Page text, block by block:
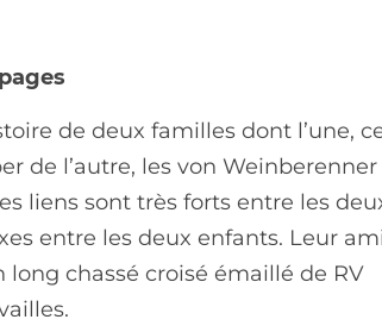
de deux familles dont l’une,
de l’autre, les von
liens sont très forts entre les
entre les deux enfants. Leur
chassé croisé émaillé de RV